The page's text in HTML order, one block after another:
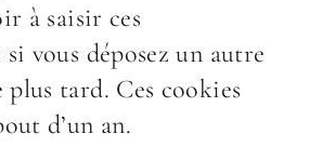
à saisir ces
vous déposez un autre
tard. Ces cookies
d’un an.